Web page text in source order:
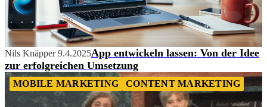
Nils Knäpper 9.4.2025App entwickeln lassen: Von der Idee
zur erfolgreichen Umsetzung
MOBILE MARKETING CONTENT MARKETING